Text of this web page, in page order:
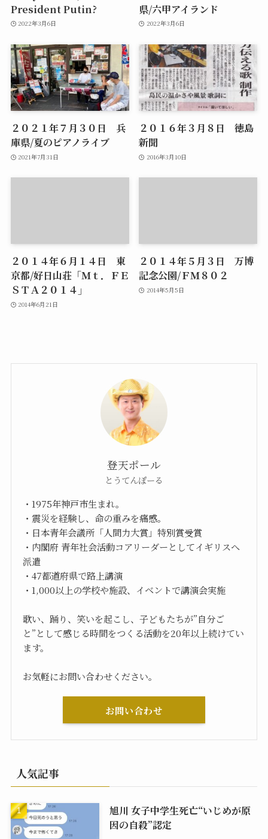
President Putin?
2022年3月6日
県/六甲アイランド
2022年3月6日
２０２１年７月３０日 兵
庫県/夏のピアノライブ
2021年7月31日
２０１６年３月８日 徳島
新聞
2016年3月10日
２０１４年６月１４日 東
京都/好日山荘「Ｍｔ．ＦＥ
ＳＴＡ２０１４」
2014年6月21日
２０１４年５月３日 万博
記念公園/ＦＭ８０２
2014年5月5日
登天ポール
とうてんぽーる
・1975年神戸市生まれ。
・震災を経験し、命の重みを痛感。
・日本青年会議所「人間力大賞」特別賞受賞
・内閣府 青年社会活動コアリーダーとしてイギリスへ
派遣
・47都道府県で路上講演
・1,000以上の学校や施設、イベントで講演会実施
歌い、踊り、笑いを起こし、子どもたちが”自分ご
と”として感じる時間をつくる活動を20年以上続けてい
ます。
お気軽にお問い合わせください。
お問い合わせ
人気記事
旭川 女子中学生死亡“いじめが原
因の自殺”認定